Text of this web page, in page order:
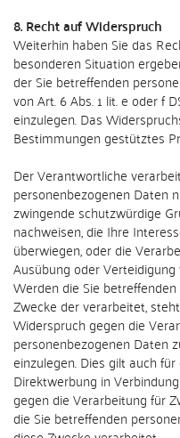
8. Recht auf Widerspruch
Weiterhin haben Sie das
besonderen Situation
der Sie betreffenden
von Art. 6 Abs. 1 lit. e oder f
einzulegen. Das
Bestimmungen gestütztes
Der Verantwortliche
personenbezogenen Daten
zwingende schutzwürdige
nachweisen, die Ihre
überwiegen, oder die
Ausübung oder
Werden die Sie
Zwecke der verarbeitet,
Widerspruch gegen die
personenbezogenen Daten
einzulegen. Dies gilt auch
Direktwerbung in
gegen die Verarbeitung für
die Sie betreffenden